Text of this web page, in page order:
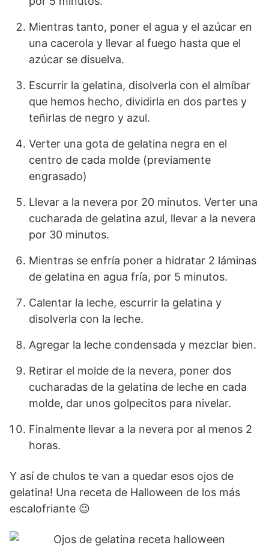
Mientras tanto, poner el agua y el azúcar en
una cacerola y llevar al fuego hasta que el
azúcar se disuelva.
Escurrir la gelatina, disolverla con el almíbar
que hemos hecho, dividirla en dos partes y
teñirlas de negro y azul.
Verter una gota de gelatina negra en el
centro de cada molde (previamente
engrasado)
Llevar a la nevera por 20 minutos. Verter una
cucharada de gelatina azul, llevar a la nevera
por 30 minutos.
Mientras se enfría poner a hidratar 2 láminas
de gelatina en agua fría, por 5 minutos.
Calentar la leche, escurrir la gelatina y
disolverla con la leche.
Agregar la leche condensada y mezclar bien.
Retirar el molde de la nevera, poner dos
cucharadas de la gelatina de leche en cada
molde, dar unos golpecitos para nivelar.
Finalmente llevar a la nevera por al menos 2
horas.
Y así de chulos te van a quedar esos ojos de
gelatina! Una receta de Halloween de los más
escalofriante 😉